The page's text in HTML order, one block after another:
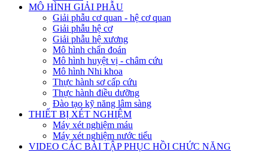
MÔ HÌNH GIẢI PHẪU
Giải phẫu cơ quan - hệ cơ quan
Giải phẫu hệ cơ
Giải phẫu hệ xương
Mô hình chẩn đoán
Mô hình huyệt vị - châm cứu
Mô hình Nhi khoa
Thực hành sơ cấp cứu
Thực hành điều dưỡng
Đào tạo kỹ năng lâm sàng
THIẾT BỊ XÉT NGHIỆM
Máy xét nghiệm máu
Máy xét nghiệm nước tiểu
VIDEO CÁC BÀI TẬP PHỤC HỒI CHỨC NĂNG